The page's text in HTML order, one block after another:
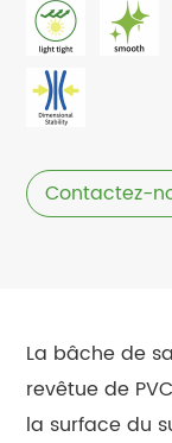
Contactez-
La bâche de
revêtue de
la surface du